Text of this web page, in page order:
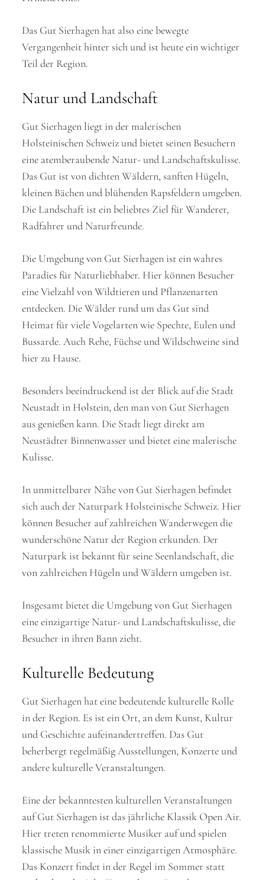
Das Gut Sierhagen hat also eine bewegte
Vergangenheit hinter sich und ist heute ein wichtiger
Teil der Region.
Natur und Landschaft
Gut Sierhagen liegt in der malerischen
Holsteinischen Schweiz und bietet seinen Besuchern
eine atemberaubende Natur- und Landschaftskulisse.
Das Gut ist von dichten Wäldern, sanften Hügeln,
kleinen Bächen und blühenden Rapsfeldern umgeben.
Die Landschaft ist ein beliebtes Ziel für Wanderer,
Radfahrer und Naturfreunde.
Die Umgebung von Gut Sierhagen ist ein wahres
Paradies für Naturliebhaber. Hier können Besucher
eine Vielzahl von Wildtieren und Pflanzenarten
entdecken. Die Wälder rund um das Gut sind
Heimat für viele Vogelarten wie Spechte, Eulen und
Bussarde. Auch Rehe, Füchse und Wildschweine sind
hier zu Hause.
Besonders beeindruckend ist der Blick auf die Stadt
Neustadt in Holstein, den man von Gut Sierhagen
aus genießen kann. Die Stadt liegt direkt am
Neustädter Binnenwasser und bietet eine malerische
Kulisse.
In unmittelbarer Nähe von Gut Sierhagen befindet
sich auch der Naturpark Holsteinische Schweiz. Hier
können Besucher auf zahlreichen Wanderwegen die
wunderschöne Natur der Region erkunden. Der
Naturpark ist bekannt für seine Seenlandschaft, die
von zahlreichen Hügeln und Wäldern umgeben ist.
Insgesamt bietet die Umgebung von Gut Sierhagen
eine einzigartige Natur- und Landschaftskulisse, die
Besucher in ihren Bann zieht.
Kulturelle Bedeutung
Gut Sierhagen hat eine bedeutende kulturelle Rolle
in der Region. Es ist ein Ort, an dem Kunst, Kultur
und Geschichte aufeinandertreffen. Das Gut
beherbergt regelmäßig Ausstellungen, Konzerte und
andere kulturelle Veranstaltungen.
Eine der bekanntesten kulturellen Veranstaltungen
auf Gut Sierhagen ist das jährliche Klassik Open Air.
Hier treten renommierte Musiker auf und spielen
klassische Musik in einer einzigartigen Atmosphäre.
Das Konzert findet in der Regel im Sommer statt